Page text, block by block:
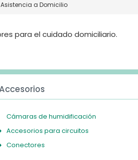
Asistencia a Domicilio
para el cuidado domiciliario.
Cámaras de humidificación
Accesorios para circuitos
Conectores